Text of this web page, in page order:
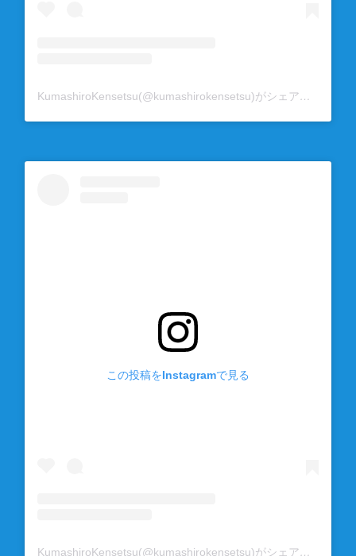
KumashiroKensetsu(@kumashirokensetsu)がシェアした投稿
この投稿をInstagramで見る
KumashiroKensetsu(@kumashirokensetsu)がシェアした投稿